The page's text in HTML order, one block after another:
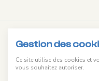
Mentions légales